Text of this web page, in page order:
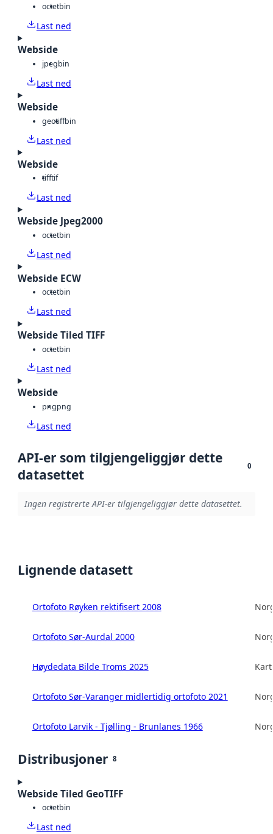
octetbin
Last ned
Webside
jpegbin
Last ned
Webside
geotiffbin
Last ned
Webside
tifftif
Last ned
Webside Jpeg2000
octetbin
Last ned
Webside ECW
octetbin
Last ned
Webside Tiled TIFF
octetbin
Last ned
Webside
pngpng
Last ned
API-er som tilgjengeliggjør dette
datasettet
0
Ingen registrerte API-er tilgjengeliggjør dette datasettet.
Lignende datasett
Ortofoto Røyken rektifisert 2008
Ortofoto Sør-Aurdal 2000
Høydedata Bilde Troms 2025
Ortofoto Sør-Varanger midlertidig ortofoto 2021
Ortofoto Larvik - Tjølling - Brunlanes 1966
Distribusjoner 8
Webside Tiled GeoTIFF
octetbin
Last ned